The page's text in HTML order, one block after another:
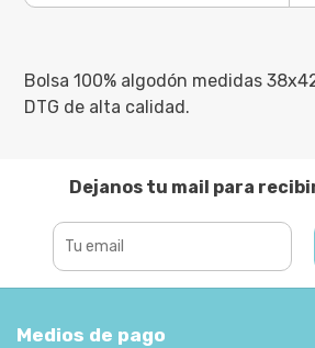
Bolsa 100% algodón medidas
DTG de alta calidad.
Dejanos tu mail para
Medios de pago